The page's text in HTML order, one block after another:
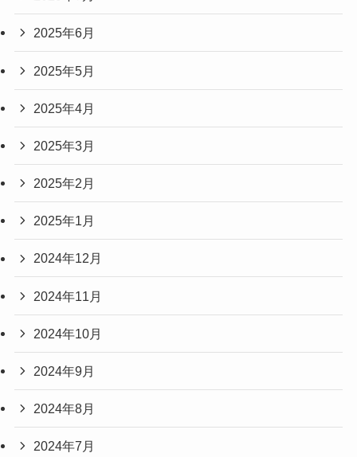
2025年6月
2025年5月
2025年4月
2025年3月
2025年2月
2025年1月
2024年12月
2024年11月
2024年10月
2024年9月
2024年8月
2024年7月